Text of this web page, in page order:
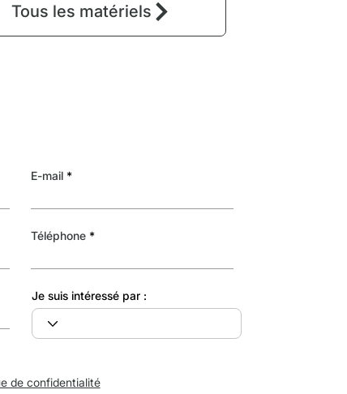
Tous les matériels
E-mail
Téléphone
Je suis intéressé par :
de confidentialité